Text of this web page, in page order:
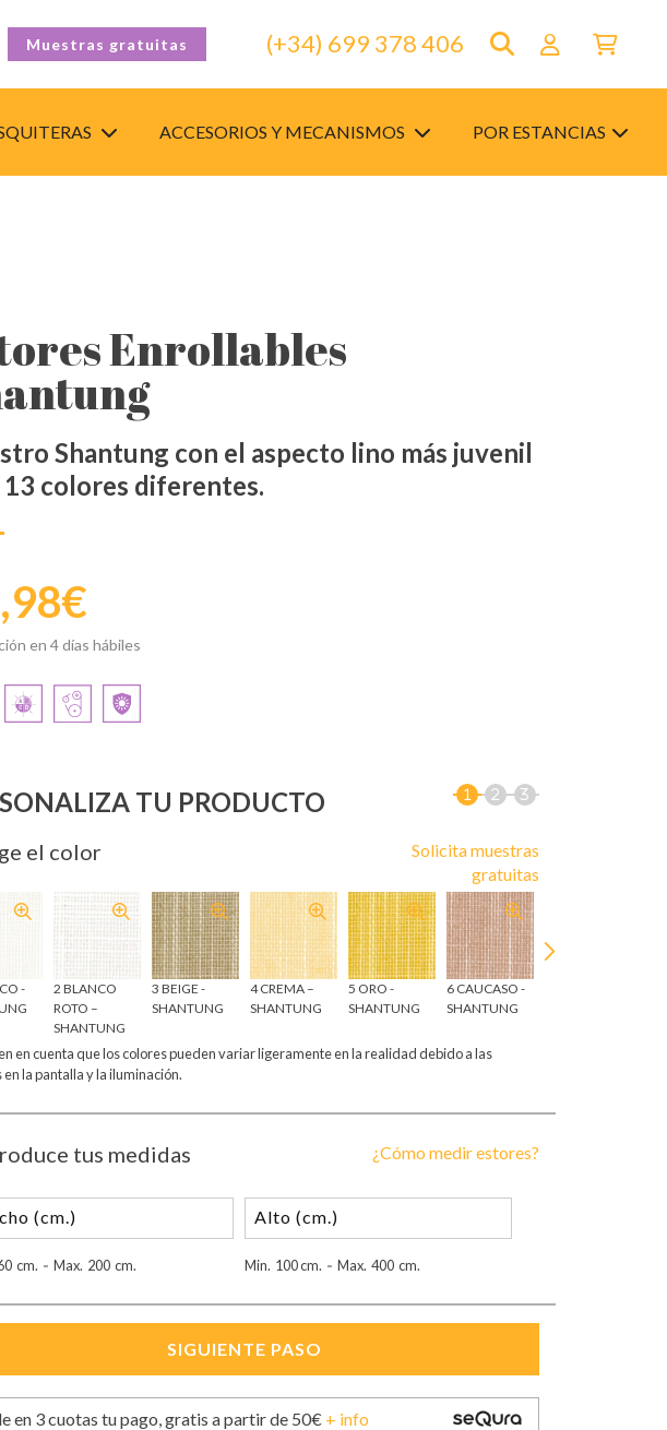
Muestras gratuitas (+34) 699 378 406
ACCESORIOS Y MECANISMOS POR ESTANCIAS
Enrollables
Shantung con el aspecto lino más juvenil
13 colores diferentes.
en 4 días hábiles
TU PRODUCTO
el color
Solicita muestras
gratuitas
-
2 BLANCO
ROTO –
SHANTUNG
3 BEIGE -
SHANTUNG
4 CREMA –
SHANTUNG
5 ORO -
SHANTUNG
6 CAUCASO -
SHANTUNG
en cuenta que los colores pueden variar ligeramente en la realidad debido a las
la pantalla y la iluminación.
tus medidas ¿Cómo medir estores?
cm. - Max. 200 cm. Min. 100cm. - Max. 400 cm.
en 3 cuotas tu pago, gratis a partir de 50€ + info